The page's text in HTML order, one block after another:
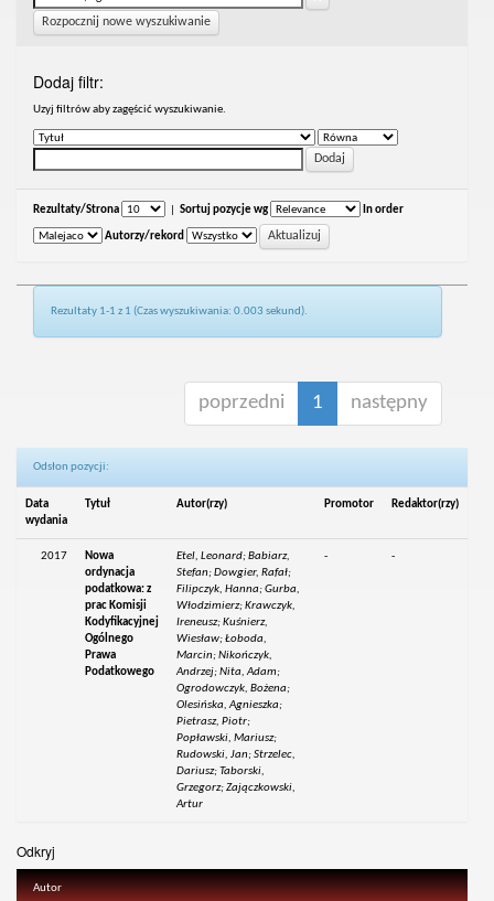
Rozpocznij nowe wyszukiwanie
Dodaj filtr:
Uzyj filtrów aby zagęścić wyszukiwanie.
Rezultaty/Strona Sortuj pozycje wg In order
Autorzy/rekord
Rezultaty 1-1 z 1 (Czas wyszukiwania: 0.003 sekund).
poprzedni 1 następny
Odsłon pozycji:
Data
wydania
Tytuł Autor(rzy) Promotor Redaktor(rzy)
2017
Nowa
ordynacja
podatkowa: z
prac Komisji
Kodyfikacyjnej
Ogólnego
Prawa
Podatkowego
Etel, Leonard; Babiarz,
Stefan; Dowgier, Rafał;
Filipczyk, Hanna; Gurba,
Włodzimierz; Krawczyk,
Ireneusz; Kuśnierz,
Wiesław; Łoboda,
Marcin; Nikończyk,
Andrzej; Nita, Adam;
Ogrodowczyk, Bożena;
Olesińska, Agnieszka;
Pietrasz, Piotr;
Popławski, Mariusz;
Rudowski, Jan; Strzelec,
Dariusz; Taborski,
Grzegorz; Zajączkowski,
Artur
- -
Odkryj
Autor